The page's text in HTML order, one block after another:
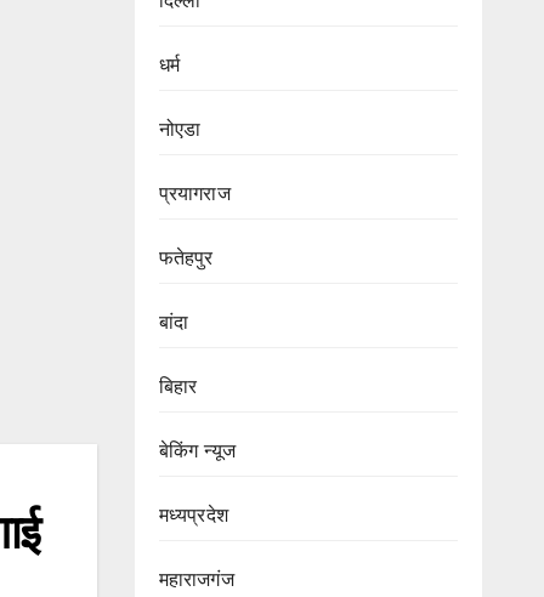
धर्म
नोएडा
प्रयागराज
फतेहपुर
बांदा
बिहार
बेकिंग न्यूज
मध्यप्रदेश
महाराजगंज